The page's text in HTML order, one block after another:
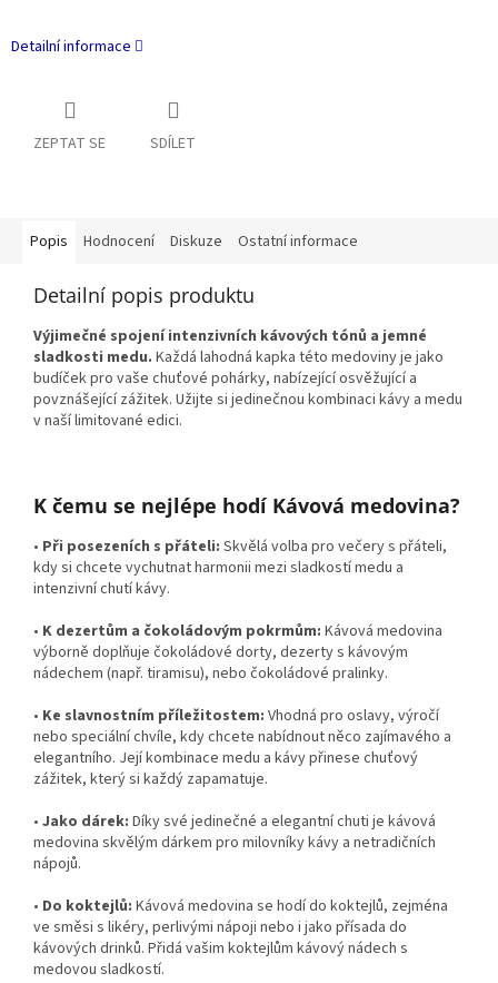
Detailní informace
ZEPTAT SE SDÍLET
Popis Hodnocení Diskuze Ostatní informace
Detailní popis produktu
Výjimečné spojení intenzivních kávových tónů a jemné
sladkosti medu. Každá lahodná kapka této medoviny je jako
budíček pro vaše chuťové pohárky, nabízející osvěžující a
povznášející zážitek. Užijte si jedinečnou kombinaci kávy a medu
v naší limitované edici.
K čemu se nejlépe hodí Kávová medovina?
• Při posezeních s přáteli: Skvělá volba pro večery s přáteli,
kdy si chcete vychutnat harmonii mezi sladkostí medu a
intenzivní chutí kávy.
• K dezertům a čokoládovým pokrmům: Kávová medovina
výborně doplňuje čokoládové dorty, dezerty s kávovým
nádechem (např. tiramisu), nebo čokoládové pralinky.
• Ke slavnostním příležitostem: Vhodná pro oslavy, výročí
nebo speciální chvíle, kdy chcete nabídnout něco zajímavého a
elegantního. Její kombinace medu a kávy přinese chuťový
zážitek, který si každý zapamatuje.
• Jako dárek: Díky své jedinečné a elegantní chuti je kávová
medovina skvělým dárkem pro milovníky kávy a netradičních
nápojů.
• Do koktejlů: Kávová medovina se hodí do koktejlů, zejména
ve směsi s likéry, perlivými nápoji nebo i jako přísada do
kávových drinků. Přidá vašim koktejlům kávový nádech s
medovou sladkostí.